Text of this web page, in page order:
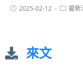
2025-02-12 最新
來文